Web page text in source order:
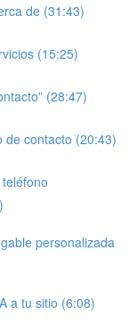
de (31:43)
(15:25)
(28:47)
de contacto (20:43)
personalizada
a tu sitio (6:08)